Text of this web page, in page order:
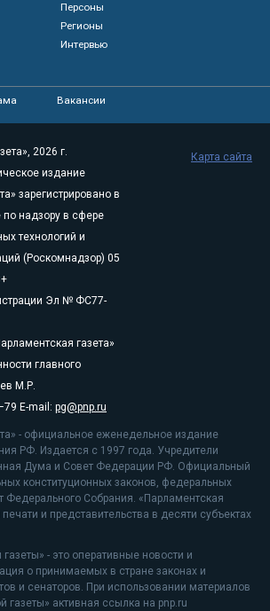
Персоны
Регионы
Интервью
Вакансии
2026 г.
издание
зарегистрировано в
надзору в сфере
технологий и
(Роскомнадзор) 05
Эл № ФС77-
газета»
главного
М.Р.
E-mail: pg@pnp.ru
- официальное еженедельное издание
РФ. Издается с 1997 года. Учредители
Дума и Совет Федерации РФ. Официальный
конституционных законов, федеральных
Федерального Собрания. «Парламентская
и представительства в десяти субъектах
- это оперативные новости и
о принимаемых в стране законах и
и сенаторов. При использовании материалов
газеты» активная ссылка на pnp.ru
Карта сайта